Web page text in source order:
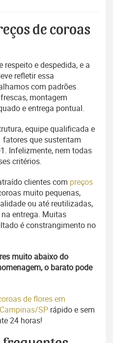
de coroas
respeito e despedida, e a
refletir essa
com padrões
montagem
e entrega pontual.
equipe qualificada e
que sustentam
Infelizmente, nem todas
critérios.
clientes com preços
muito pequenas,
ou até reutilizadas,
entrega. Muitas
é constrangimento no
muito abaixo do
o barato pode
de flores em
SP rápido e sem
24 horas!